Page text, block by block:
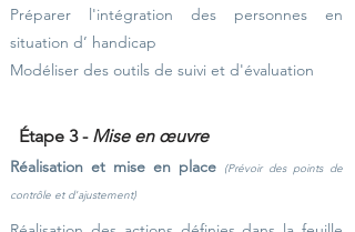
Préparer l'intégration des personnes en
situation d’ handicap
Modéliser des outils de suivi et d'évaluation
Étape 3 - Mise en œuvre
Réalisation et mise en place
(Prévoir des points de
contrôle et d'ajustement)